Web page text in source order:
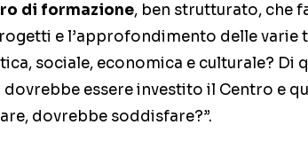
di formazione, ben strutturato, che
e l’approfondimento delle varie
sociale, economica e culturale? Di
essere investito il Centro e
dovrebbe soddisfare?”.